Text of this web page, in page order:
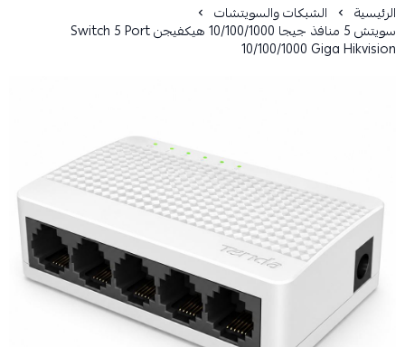
الرئيسية الشبكات والسويتشات
سويتش 5 منافذ جيجا 10/100/1000 هيكفيجن Switch 5 Port
10/100/1000 Giga Hikvision